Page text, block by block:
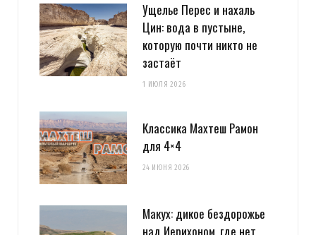
Ущелье Перес и нахаль
Цин: вода в пустыне,
которую почти никто не
застаёт
1 ИЮЛЯ 2026
Классика Махтеш Рамон
для 4×4
24 ИЮНЯ 2026
Макух: дикое бездорожье
над Иерихоном, где нет